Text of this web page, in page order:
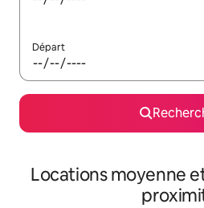
Départ
Locations moyenne